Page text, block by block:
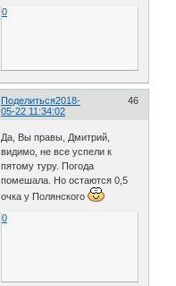
0
Поделиться 46
2018-
05-22 11:34:02
Да, Вы правы, Дмитрий,
видимо, не все успели к
пятому туру. Погода
помешала. Но остаются 0,5
очка у Полянского
0